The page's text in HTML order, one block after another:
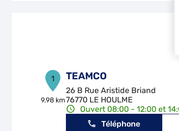
1
9.98 km
TEAMCO
26 B Rue Aristide Briand
76770 LE HOULME
Ouvert 08:00 - 12:00 et
Téléphone